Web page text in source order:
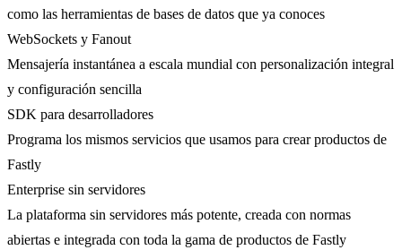
como las herramientas de bases de datos que ya conoces
WebSockets y Fanout
Mensajería instantánea a escala mundial con personalización integral
y configuración sencilla
SDK para desarrolladores
Programa los mismos servicios que usamos para crear productos de
Fastly
Enterprise sin servidores
La plataforma sin servidores más potente, creada con normas
abiertas e integrada con toda la gama de productos de Fastly